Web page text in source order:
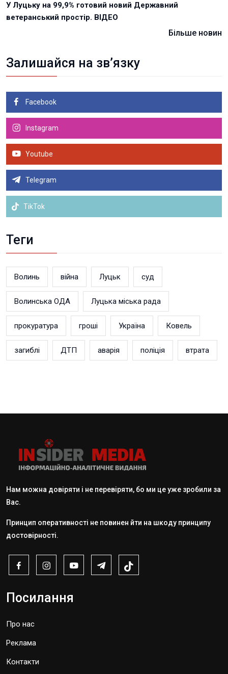
У Луцьку на 99,9% готовий новий Державний
ветеранський простір. ВІДЕО
Більше новин
Залишайся на зв’язку
Facebook
Instagram
Youtube
Telegram
TikTok
Теги
Волинь війна Луцьк суд
Волинська ОДА Луцька міська рада
прокуратура гроші Україна Ковель
загиблі ДТП аварія поліція втрата
Нам можна довіряти і не перевіряти, бо ми це уже зробили за
Вас.
Принцип оперативності не повинен йти на шкоду принципу
достовірності.
Посилання
Про нас
Реклама
Контакти